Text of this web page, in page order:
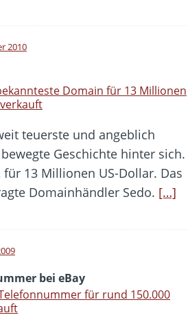
2010
Domain für 13 Millionen
teuerste und angeblich
Geschichte hinter sich.
13 Millionen US-Dollar. Das
Domainhändler Sedo. […]
bei eBay
für rund 150.000